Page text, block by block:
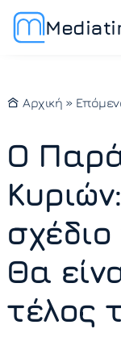
Αρχική »
Ο
Θα
τέλος